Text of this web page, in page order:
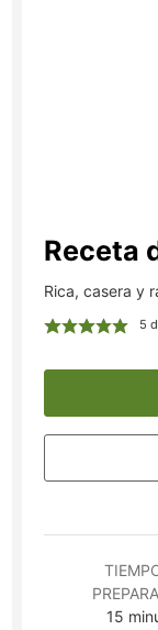
Receta
Rica, casera y
5
15